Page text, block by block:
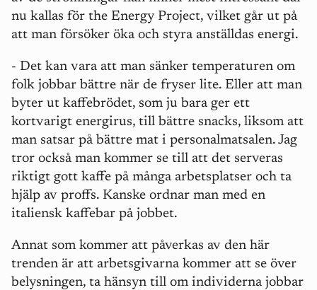
nu kallas för the Energy Project, vilket går ut på
att man försöker öka och styra anställdas energi.
- Det kan vara att man sänker temperaturen om
folk jobbar bättre när de fryser lite. Eller att man
byter ut kaffebrödet, som ju bara ger ett
kortvarigt energirus, till bättre snacks, liksom att
man satsar på bättre mat i personalmatsalen. Jag
tror också man kommer se till att det serveras
riktigt gott kaffe på många arbetsplatser och ta
hjälp av proffs. Kanske ordnar man med en
italiensk kaffebar på jobbet.
Annat som kommer att påverkas av den här
trenden är att arbetsgivarna kommer att se över
belysningen, ta hänsyn till om individerna jobbar